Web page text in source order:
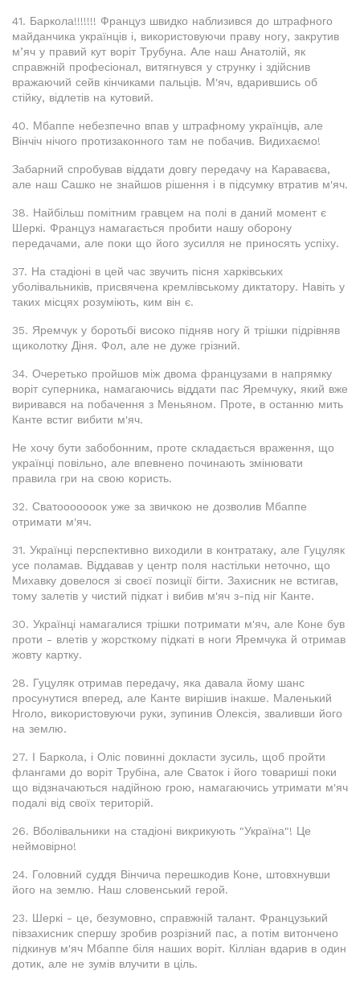
41. Баркола!!!!!!! Француз швидко наблизився до штрафного
майданчика українців і, використовуючи праву ногу, закрутив
м’яч у правий кут воріт Трубуна. Але наш Анатолій, як
справжній професіонал, витягнувся у струнку і здійснив
вражаючий сейв кінчиками пальців. М'яч, вдарившись об
стійку, відлетів на кутовий.
40. Мбаппе небезпечно впав у штрафному українців, але
Вінчіч нічого протизаконного там не побачив. Видихаємо!
Забарний спробував віддати довгу передачу на Караваєва,
але наш Сашко не знайшов рішення і в підсумку втратив м'яч.
38. Найбільш помітним гравцем на полі в даний момент є
Шеркі. Француз намагається пробити нашу оборону
передачами, але поки що його зусилля не приносять успіху.
37. На стадіоні в цей час звучить пісня харківських
уболівальників, присвячена кремлівському диктатору. Навіть у
таких місцях розуміють, ким він є.
35. Яремчук у боротьбі високо підняв ногу й трішки підрівняв
щиколотку Діня. Фол, але не дуже грізний.
34. Очеретько пройшов між двома французами в напрямку
воріт суперника, намагаючись віддати пас Яремчуку, який вже
виривався на побачення з Меньяном. Проте, в останню мить
Канте встиг вибити м'яч.
Не хочу бути забобонним, проте складається враження, що
українці повільно, але впевнено починають змінювати
правила гри на свою користь.
32. Сватооооооок уже за звичкою не дозволив Мбаппе
отримати м'яч.
31. Українці перспективно виходили в контратаку, але Гуцуляк
усе поламав. Віддавав у центр поля настільки неточно, що
Михавку довелося зі своєї позиції бігти. Захисник не встигав,
тому залетів у чистий підкат і вибив м'яч з-під ніг Канте.
30. Українці намагалися трішки потримати м'яч, але Коне був
проти - влетів у жорсткому підкаті в ноги Яремчука й отримав
жовту картку.
28. Гуцуляк отримав передачу, яка давала йому шанс
просунутися вперед, але Канте вирішив інакше. Маленький
Нголо, використовуючи руки, зупинив Олексія, зваливши його
на землю.
27. І Баркола, і Оліс повинні докласти зусиль, щоб пройти
флангами до воріт Трубіна, але Сваток і його товариші поки
що відзначаються надійною грою, намагаючись утримати м'яч
подалі від своїх територій.
26. Вболівальники на стадіоні викрикують "Україна"! Це
неймовірно!
24. Головний суддя Вінчича перешкодив Коне, штовхнувши
його на землю. Наш словенський герой.
23. Шеркі - це, безумовно, справжній талант. Французький
півзахисник спершу зробив розрізний пас, а потім витончено
підкинув м'яч Мбаппе біля наших воріт. Кілліан вдарив в один
дотик, але не зумів влучити в ціль.